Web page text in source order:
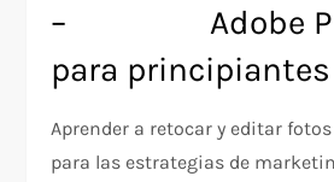
– Adobe
para principiantes
Aprender a retocar y editar
para las estrategias de